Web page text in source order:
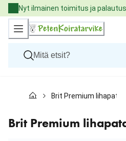
Skip
to
Content
Nyt ilmainen toimitus ja
Kissat
Eläinlääkäriruoat
Tuotemerkit
Brit Premium lihapata
Brit Premium